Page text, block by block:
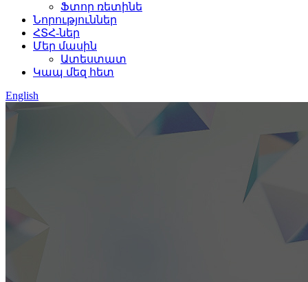
Ֆտոր ռետինե
Նորություններ
ՀՏՀ-ներ
Մեր մասին
Ատեստատ
Կապ մեզ հետ
English